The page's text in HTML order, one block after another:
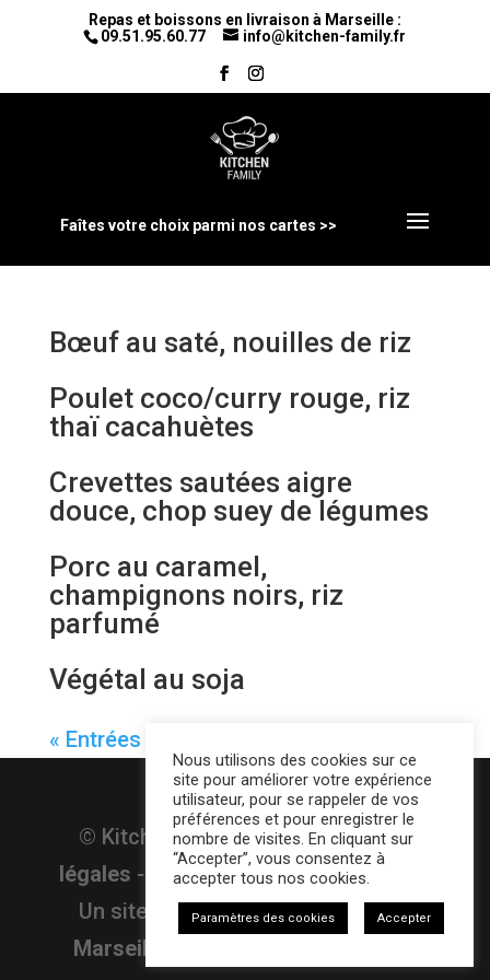
Repas et boissons en livraison à Marseille :
09.51.95.60.77
info@kitchen-family.fr
Faîtes votre choix parmi nos cartes >>
Bœuf au saté, nouilles de riz
Poulet coco/curry rouge, riz
thaï cacahuètes
Crevettes sautées aigre
douce, chop suey de légumes
Porc au caramel,
champignons noirs, riz
parfumé
Végétal au soja
« Entrées précédentes
© Kitchen Family 2026-Mentions
légales - Politique de confidentialité
Un site Sthardust :Agence Web à
Marseille
Nous utilisons des cookies sur ce
site pour améliorer votre expérience
utilisateur, pour se rappeler de vos
préférences et pour enregistrer le
nombre de visites. En cliquant sur
“Accepter”, vous consentez à
accepter tous nos cookies.
Paramètres des cookies Accepter